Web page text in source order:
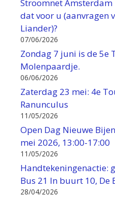
Stroomnet
dat voor u (aanvragen
Liander)?
07/06/2026
Zondag 7 juni is de 5e
Molenpaardje.
06/06/2026
Zaterdag 23 mei: 4e
Ranunculus
11/05/2026
Open Dag Nieuwe
mei 2026, 13:00-17:00
11/05/2026
Handtekeningenactie:
Bus 21 In buurt 10, De
28/04/2026